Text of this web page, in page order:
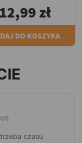
12,99 zł
DO KOSZYKA
czasu